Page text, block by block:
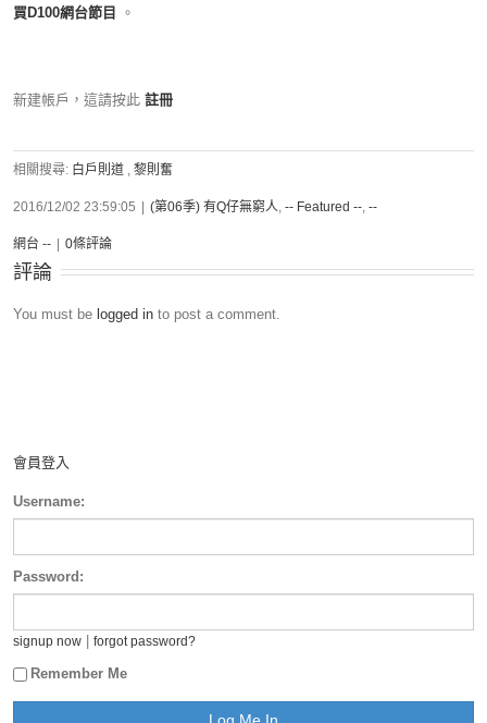
買D100網台節目
。
新建帳戶，這請按此 註冊
相關搜尋: 白戶則道 , 黎則奮
2016/12/02 23:59:05 (第06季) 有Q仔無窮人, -- Featured --, --
網台 -- 0條評論
評論
You must be logged in to post a comment.
會員登入
Username:
Password:
signup now forgot password?
Remember Me